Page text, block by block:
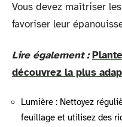
Vous devez maîtriser
favoriser leur
Lire également :
découvrez la plus
Lumière : Nettoyez
feuillage et utilisez des